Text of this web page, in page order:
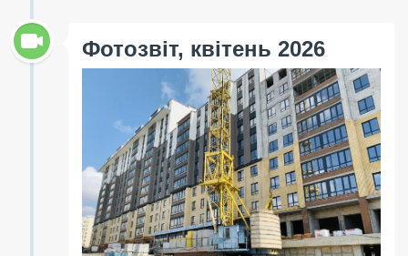
Фотозвіт, квітень 2026